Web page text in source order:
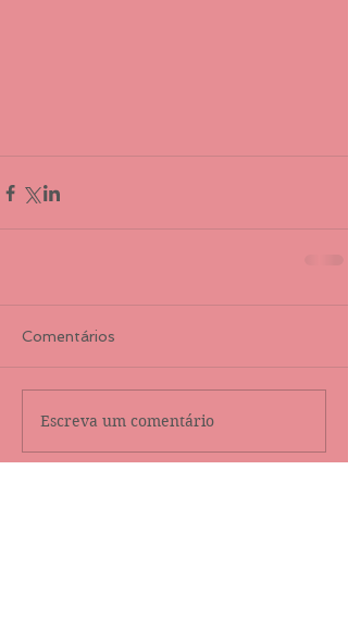
Comentários
Escreva um comentário